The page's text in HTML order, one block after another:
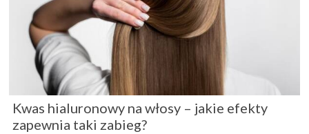
Kwas hialuronowy na włosy – jakie efekty
zapewnia taki zabieg?